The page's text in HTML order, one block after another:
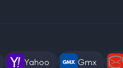
Yahoo Gmx